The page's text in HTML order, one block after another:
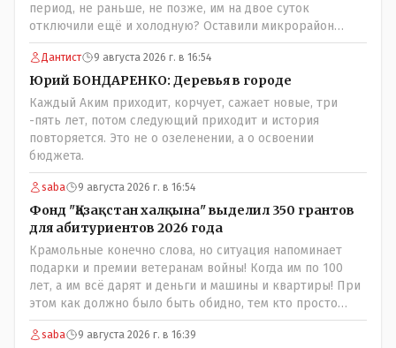
период, не раньше, не позже, им на двое суток
отключили ещё и холодную? Оставили микрорайон
вообще без воды?
Дантист 9 августа 2026 г. в 16:54
Юрий БОНДАРЕНКО: Деревья в городе
Каждый Аким приходит, корчует, сажает новые, три
-пять лет, потом следующий приходит и история
повторяется. Это не о озеленении, а о освоении
бюджета.
saba 9 августа 2026 г. в 16:54
Фонд "Қазақстан халқына" выделил 350 грантов
для абитуриентов 2026 года
Крамольные конечно слова, но ситуация напоминает
подарки и премии ветеранам войны! Когда им по 100
лет, а им всё дарят и деньги и машины и квартиры! При
этом как должно было быть обидно, тем кто просто
выживал в эти годы отказывая себе во всём и работая
для фронта! Не всем повезло и получить медаль" За
saba 9 августа 2026 г. в 16:39